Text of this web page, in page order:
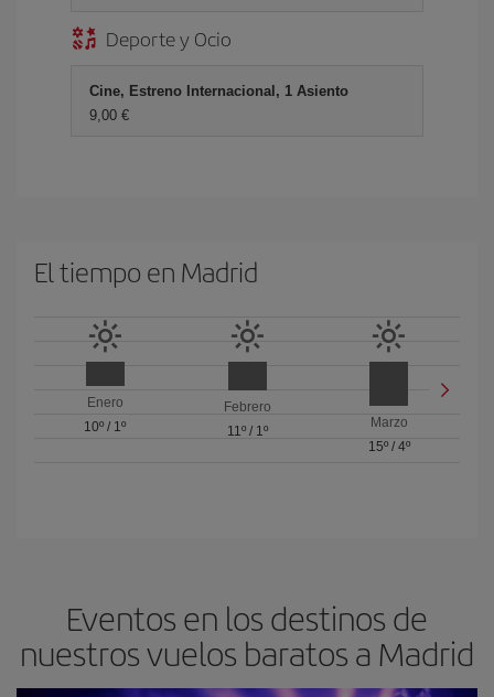
Deporte y Ocio
Cine, Estreno Internacional, 1 Asiento
9,00 €
El tiempo en Madrid
Enero
10º / 1º
Febrero
11º/ 1º
Marzo
15º/ 4º
Eventos en los destinos de
nuestros vuelos baratos a Madrid